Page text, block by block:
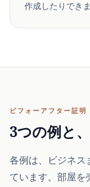
作成したりできま
ビフォーアフター証明
3つの例と
各例は、ビジネス
ています。部屋を